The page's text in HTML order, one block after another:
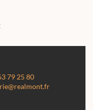
79 25 80